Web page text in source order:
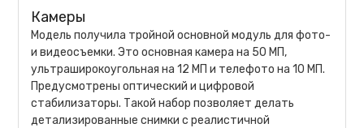
Камеры
Модель получила тройной основной модуль для фото-
и видеосъемки. Это основная камера на 50 МП,
ультраширокоугольная на 12 МП и телефото на 10 МП.
Предусмотрены оптический и цифровой
стабилизаторы. Такой набор позволяет делать
детализированные снимки с реалистичной